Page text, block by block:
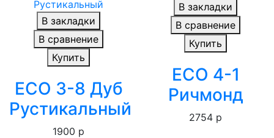
В закладки
В сравнение
Купить
ECO 3-8 Дуб
Рустикальный
1900 р
В закладки
В сравнение
Купить
ECO 4-1
Ричмонд
2754 р